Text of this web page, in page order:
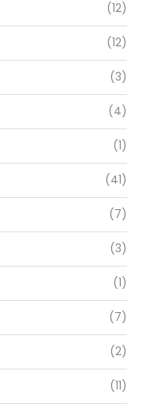
(12)
(12)
(3)
(4)
(1)
(41)
(7)
(3)
(1)
(7)
(2)
(11)